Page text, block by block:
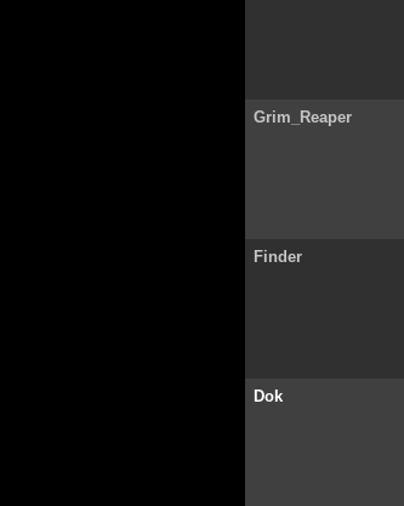
Grim_Reaper
Finder
Dok